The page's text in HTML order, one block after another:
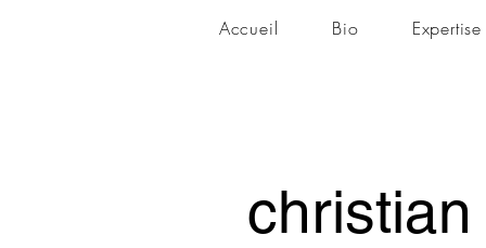
Accueil Bio Expertise
christian
christian